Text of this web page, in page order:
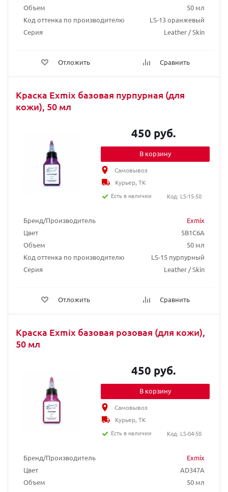
Объем
50 мл
Код оттенка по производителю
LS-13 оранжевый
Серия
Leather / Skin
Отложить Сравнить
Краска Exmix базовая пурпурная (для
кожи), 50 мл
Бренд/Производитель
Exmix
Цвет
5B1C6A
Объем
50 мл
Код оттенка по производителю
LS-15 пурпурный
Серия
Leather / Skin
Отложить Сравнить
450 руб.
В корзину
Самовывоз
Курьер, ТК
Есть в наличии
Код: LS-15-50
Краска Exmix базовая розовая (для кожи),
50 мл
Бренд/Производитель
Exmix
Цвет
AD347A
Объем
50 мл
450 руб.
В корзину
Самовывоз
Курьер, ТК
Есть в наличии
Код: LS-04-50